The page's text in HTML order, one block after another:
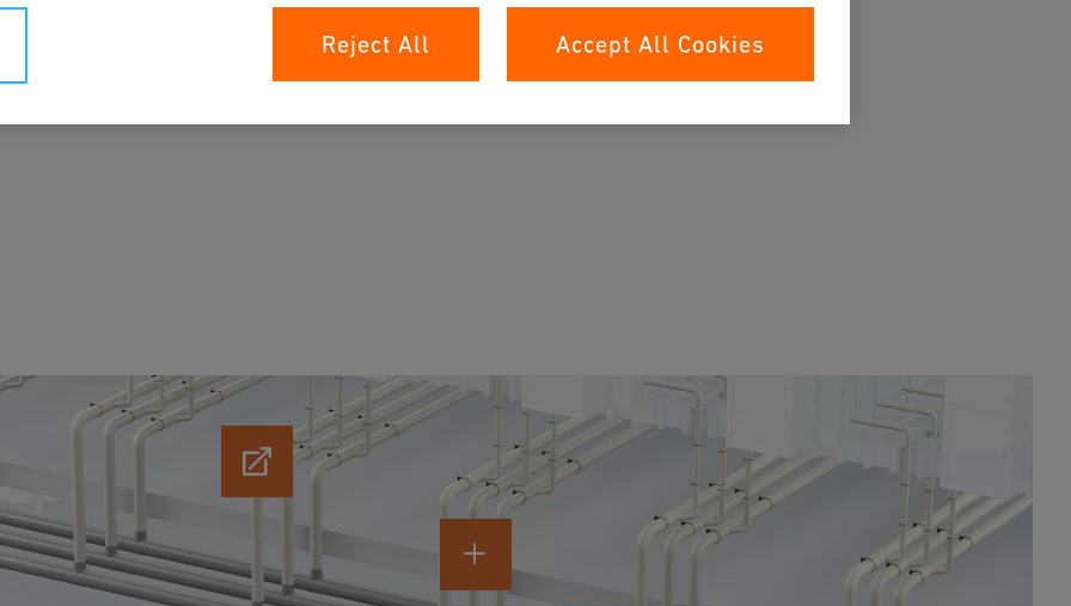
av avløpsvann.
Reject All Accept All Cookies